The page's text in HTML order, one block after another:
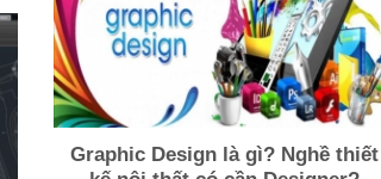
Graphic Design là gì? Nghề thiết